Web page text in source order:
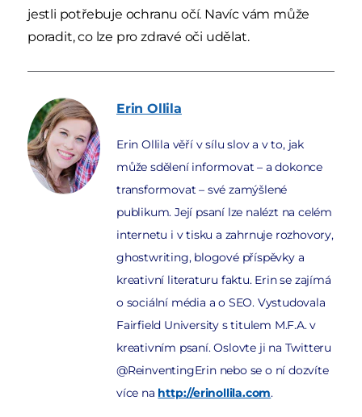
jestli potřebuje ochranu očí. Navíc vám může
poradit, co lze pro zdravé oči udělat.
Erin Ollila
Erin Ollila věří v sílu slov a v to, jak
může sdělení informovat – a dokonce
transformovat – své zamýšlené
publikum. Její psaní lze nalézt na celém
internetu i v tisku a zahrnuje rozhovory,
ghostwriting, blogové příspěvky a
kreativní literaturu faktu. Erin se zajímá
o sociální média a o SEO. Vystudovala
Fairfield University s titulem M.F.A. v
kreativním psaní. Oslovte ji na Twitteru
@ReinventingErin nebo se o ní dozvíte
více na http://erinollila.com.